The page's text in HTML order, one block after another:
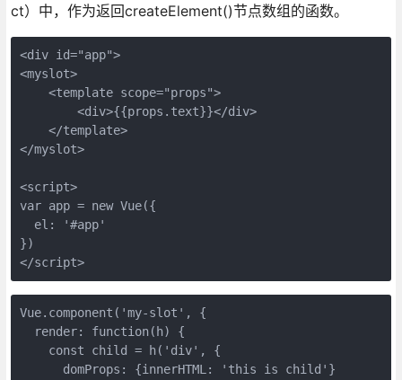
ct）中，作为返回createElement()节点数组的函数。
<div id="app">
<myslot>
    <template scope="props">
        <div>{{props.text}}</div>
    </template>
</myslot>
<script>
var app = new Vue({
  el: '#app'
})
</script>
Vue.component('my-slot', {
  render: function(h) {
    const child = h('div', {
      domProps: {innerHTML: 'this is child'}